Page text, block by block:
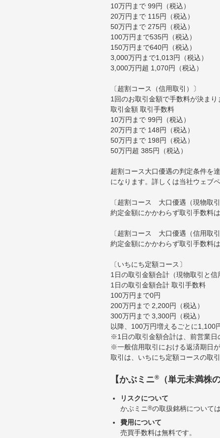
10万円まで 99円（税込）
20万円まで 115円（税込）
50万円まで 275円（税込）
100万円まで535円（税込）
150万円まで640円（税込）
3,000万円まで1,013円（税込）
3,000万円超 1,070円（税込）
〔超割コース（信用取引）〕
1回のお取引金額で手数料が決まり
取引金額 取引手数料
10万円まで 99円（税込）
20万円まで 148円（税込）
50万円まで 198円（税込）
50万円超 385円（税込）
超割コース大口優遇の判定条件を
になります。詳しくは当社ウェブ
〔超割コース 大口優遇（現物取
約定金額にかかわらず取引手数料
〔超割コース 大口優遇（信用取
約定金額にかかわらず取引手数料
〔いちにち定額コース〕
1日の取引金額合計（現物取引と
1日の取引金額合計 取引手数料
100万円まで0円
200万円まで 2,200円（税込）
300万円まで 3,300円（税込）
以降、100万円増えるごとに1,100
※1日の取引金額合計は、前営業日
※一般信用取引における返済期日
取引は、いちにち定額コースの取
【かぶミニ® （単元未満株
リスクについて
かぶミニ®の取扱銘柄について
費用について
売買手数料は無料です。